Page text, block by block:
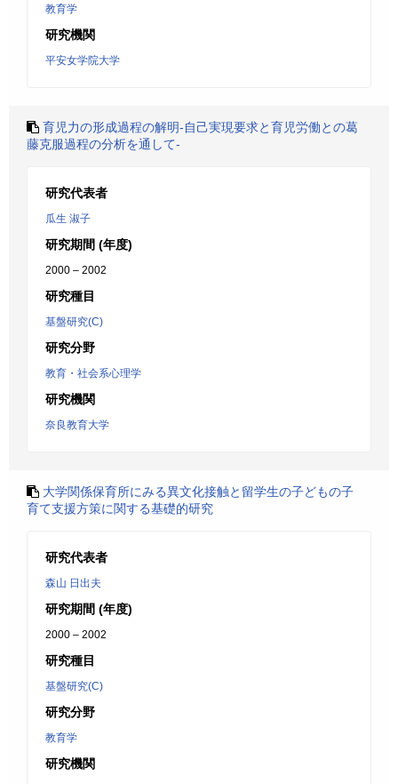
教育学
研究機関
平安女学院大学
育児力の形成過程の解明-自己実現要求と育児労働との葛
藤克服過程の分析を通して-
研究代表者
瓜生 淑子
研究期間 (年度)
2000 – 2002
研究種目
基盤研究(C)
研究分野
教育・社会系心理学
研究機関
奈良教育大学
大学関係保育所にみる異文化接触と留学生の子どもの子
育て支援方策に関する基礎的研究
研究代表者
森山 日出夫
研究期間 (年度)
2000 – 2002
研究種目
基盤研究(C)
研究分野
教育学
研究機関